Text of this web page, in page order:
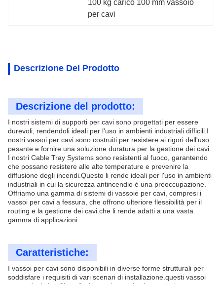
100 kg carico 100 mm vassoio
per cavi
Descrizione Del Prodotto
Descrizione del prodotto:
I nostri sistemi di supporti per cavi sono progettati per essere
durevoli, rendendoli ideali per l'uso in ambienti industriali difficili.I
nostri vassoi per cavi sono costruiti per resistere ai rigori dell'uso
pesante e fornire una soluzione duratura per la gestione dei cavi.
I nostri Cable Tray Systems sono resistenti al fuoco, garantendo
che possano resistere alle alte temperature e prevenire la
diffusione degli incendi.Questo li rende ideali per l'uso in ambienti
industriali in cui la sicurezza antincendio è una preoccupazione.
Offriamo una gamma di sistemi di vassoie per cavi, compresi i
vassoi per cavi a fessura, che offrono ulteriore flessibilità per il
routing e la gestione dei cavi.che li rende adatti a una vasta
gamma di applicazioni.
Caratteristiche:
I vassoi per cavi sono disponibili in diverse forme strutturali per
soddisfare i requisiti di vari scenari di installazione.questi vassoi